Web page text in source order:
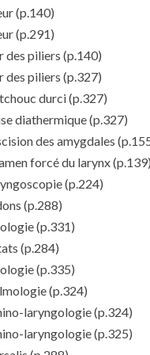
(p.140)
(p.291)
des piliers (p.140)
des piliers (p.327)
durci(p.327)
diathermique(p.327)
des amygdales
forcé du larynx
(p.224)
(p.288)
(p.331)
(p.284)
(p.335)
(p.324)
laryngologie(p.324)
laryngologie(p.325)